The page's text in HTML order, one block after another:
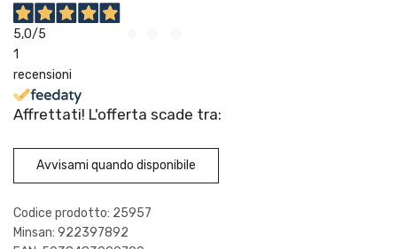
5,0/5
1
recensioni
Affrettati! L'offerta scade tra:
Avvisami quando disponibile
Codice prodotto: 25957
Minsan: 922397892